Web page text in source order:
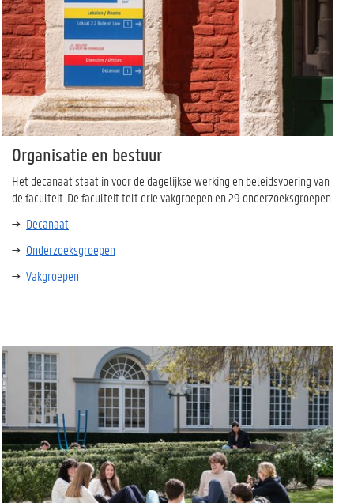
Organisatie en bestuur
Het decanaat staat in voor de dagelijkse werking en beleidsvoering van
de faculteit. De faculteit telt drie vakgroepen en 29 onderzoeksgroepen.
Decanaat
Onderzoeksgroepen
Vakgroepen